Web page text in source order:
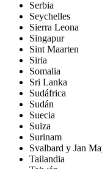
Serbia
Seychelles
Sierra Leona
Singapur
Sint Maarten
Siria
Somalia
Sri Lanka
Sudáfrica
Sudán
Suecia
Suiza
Surinam
Svalbard y Jan
Tailandia